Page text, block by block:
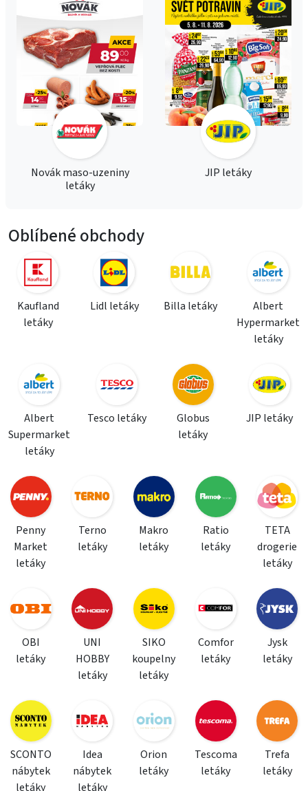
Novák maso-uzeniny
letáky
JIP letáky
Oblíbené obchody
Kaufland
letáky
Lidl letáky Billa letáky
Albert
Hypermarket
letáky
Albert
Supermarket
letáky
Tesco letáky
Globus
letáky
JIP letáky
Penny
Market
letáky
Terno
letáky
Makro
letáky
Ratio
letáky
TETA
drogerie
letáky
OBI
letáky
UNI
HOBBY
letáky
SIKO
koupelny
letáky
Comfor
letáky
Jysk
letáky
SCONTO
nábytek
letáky
Idea
nábytek
letáky
Orion
letáky
Tescoma
letáky
Trefa
letáky